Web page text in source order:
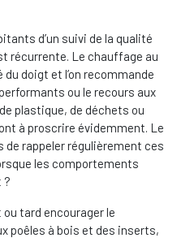
d’un suivi de la qualité
récurrente. Le chauffage au
doigt et l’on recommande
ou le recours aux
plastique, de déchets ou
à proscrire évidemment. Le
de rappeler régulièrement ces
les comportements
?
tard encourager le
poêles à bois et des inserts,